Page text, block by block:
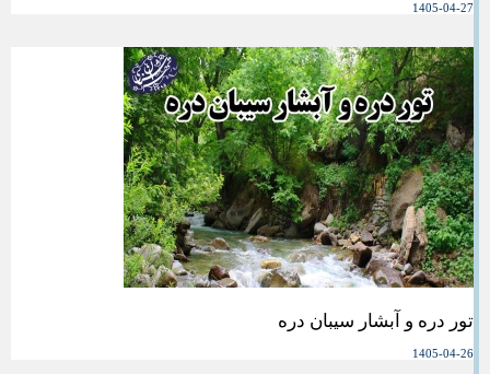
1405-04-27
تور دره و آبشار سیبان دره
1405-04-26